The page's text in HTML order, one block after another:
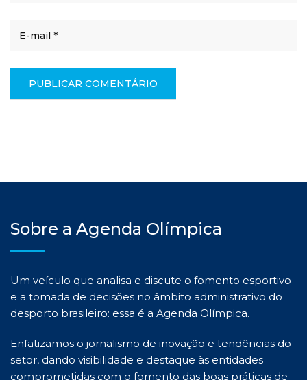
Sobre a Agenda Olímpica
Um veículo que analisa e discute o fomento esportivo
e a tomada de decisões no âmbito administrativo do
desporto brasileiro: essa é a Agenda Olímpica.
Enfatizamos o jornalismo de inovação e tendências do
setor, dando visibilidade e destaque às entidades
comprometidas com o fomento das boas práticas de